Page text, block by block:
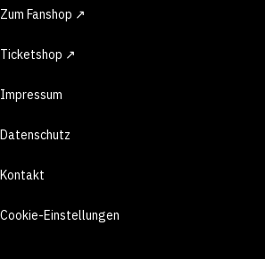
Zum Fanshop ↗
Ticketshop ↗
Impressum
Datenschutz
Kontakt
Cookie-Einstellungen